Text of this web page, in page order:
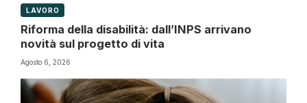
LAVORO
Riforma della disabilità: dall’INPS arrivano
novità sul progetto di vita
Agosto 6, 2026